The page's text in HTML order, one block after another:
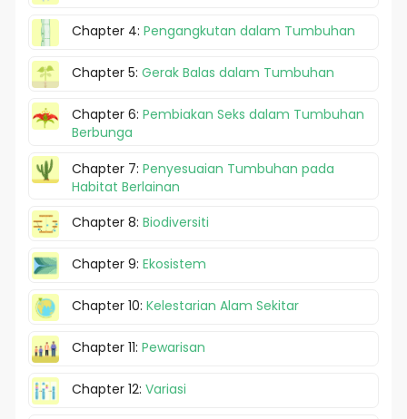
Chapter 4:Pengangkutan dalam Tumbuhan
Chapter 5:Gerak Balas dalam Tumbuhan
Chapter 6:Pembiakan Seks dalam Tumbuhan
Berbunga
Chapter 7:Penyesuaian Tumbuhan pada
Habitat Berlainan
Chapter 8:Biodiversiti
Chapter 9:Ekosistem
Chapter 10:Kelestarian Alam Sekitar
Chapter 11:Pewarisan
Chapter 12:Variasi